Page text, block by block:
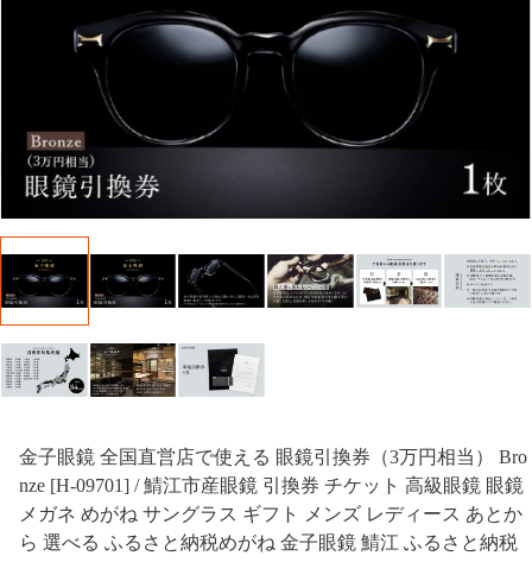
金子眼鏡 全国直営店で使える 眼鏡引換券（3万円相当） Bro
nze [H-09701] / 鯖江市産眼鏡 引換券 チケット 高級眼鏡 眼鏡
メガネ めがね サングラス ギフト メンズ レディース あとか
ら 選べる ふるさと納税めがね 金子眼鏡 鯖江 ふるさと納税